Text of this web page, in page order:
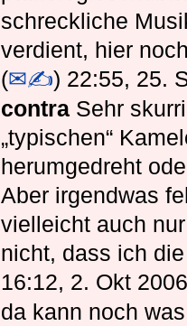
schreckliche
verdient, hier
(✉✍) 22:55, 25.
contra Sehr
„typischen“
herumgedreht
Aber irgendwas
vielleicht auch
nicht, dass ich
16:12, 2. Okt
da kann noch